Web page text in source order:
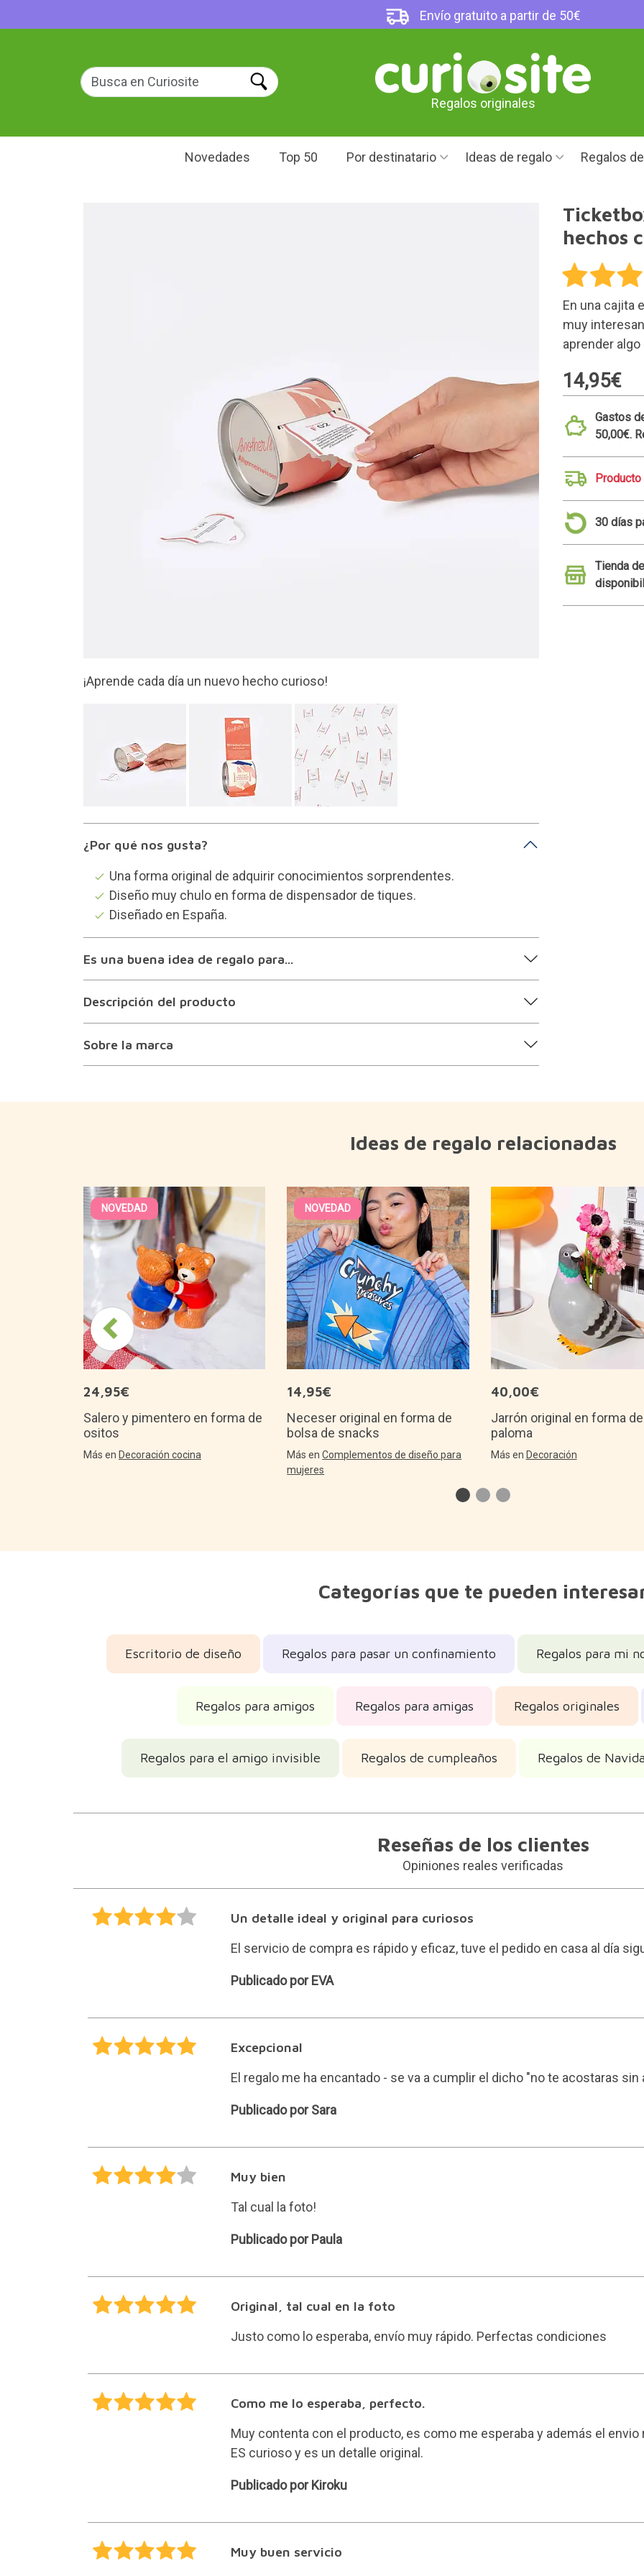
Envío gratuito a partir de 50€
Regalos originales
Novedades Top 50 Por destinatario Ideas de regalo Regalos
Una caja con 100 tiques informativos sobre información curiosa
hechos
En una cajita
muy
aprender
14,95€
Gastos
50,00€.
30 días
Tienda
¿Por qué nos gusta?
Una forma original de adquirir conocimientos sorprendentes.
Diseño muy chulo en forma de dispensador de tiques.
Diseñado en España.
Es una buena idea de regalo para...
Descripción del producto
Sobre la marca
Ideas de regalo relacionadas
NOVEDAD
24,95€
Salero y pimentero en forma de
ositos
Más en Decoración cocina
NOVEDAD
14,95€
Neceser original en forma de
bolsa de snacks
Más enComplementos de diseño para
mujeres
40,00€
Jarrón original en forma de
paloma
Más en Decoración
Categorías que te pueden
Escritorio de diseño Regalos para pasar un confinamiento Regalos para mi
Regalos para amigos Regalos para amigas Regalos originales
Regalos para el amigo invisible Regalos de cumpleaños Regalos de
Reseñas de los clientes
Opiniones reales verificadas
Un detalle ideal y original para curiosos
El servicio de compra es rápido y eficaz, tuve el pedido en casa al día
EVA
Publicado por EVA
Excepcional
El regalo me ha encantado - se va a cumplir el dicho "no te acostaras sin
Sara
Publicado por Sara
Muy bien
Tal cual la foto!
Paula
Publicado por Paula
Original, tal cual en la foto
Justo como lo esperaba, envío muy rápido. Perfectas condiciones
Como me lo esperaba, perfecto.
Muy contenta con el producto, es como me esperaba y además el envio
ES curioso y es un detalle original.
Kiroku
Publicado por Kiroku
Muy buen servicio